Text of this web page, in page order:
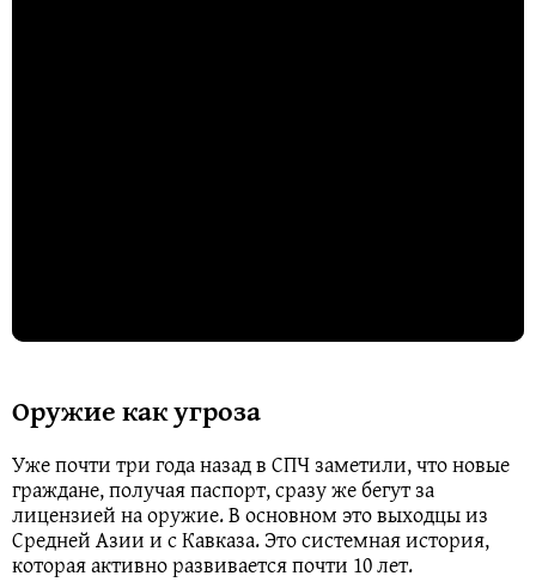
Оружие как угроза
Уже почти три года назад в СПЧ заметили, что новые
граждане, получая паспорт, сразу же бегут за
лицензией на оружие. В основном это выходцы из
Средней Азии и с Кавказа. Это системная история,
которая активно развивается почти 10 лет.